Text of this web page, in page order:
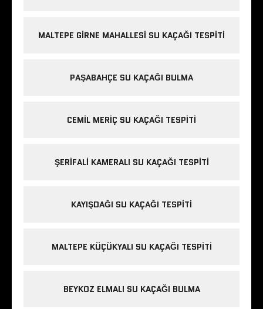
MALTEPE GIRNE MAHALLESI SU KAÇAĞI TESPITI
PAŞABAHÇE SU KAÇAĞI BULMA
CEMIL MERIÇ SU KAÇAĞI TESPITI
ŞERIFALI KAMERALI SU KAÇAĞI TESPITI
KAYIŞDAĞI SU KAÇAĞI TESPITI
MALTEPE KÜÇÜKYALI SU KAÇAĞI TESPITI
BEYKOZ ELMALI SU KAÇAĞI BULMA